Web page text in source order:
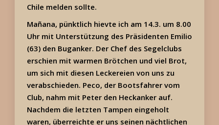
Chile melden sollte.
Mañana, pünktlich hievte ich am 14.3. um 8.00
Uhr mit Unterstützung des Präsidenten Emilio
(63) den Buganker. Der Chef des Segelclubs
erschien mit warmen Brötchen und viel Brot,
um sich mit diesen Leckereien von uns zu
verabschieden. Peco, der Bootsfahrer vom
Club, nahm mit Peter den Heckanker auf.
Nachdem die letzten Tampen eingeholt
waren, überreichte er uns seinen nächtlichen